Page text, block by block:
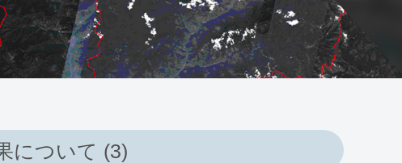
について (3)